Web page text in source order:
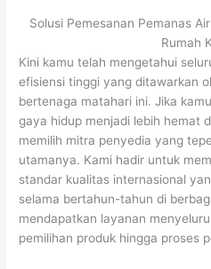
Solusi Pemesanan Pemanas
Rumah
Kini kamu telah mengetahui
efisiensi tinggi yang ditawarkan
bertenaga matahari ini. Jika
gaya hidup menjadi lebih hemat
memilih mitra penyedia yang
utamanya. Kami hadir untuk
standar kualitas internasional
selama bertahun-tahun di
mendapatkan layanan
pemilihan produk hingga proses